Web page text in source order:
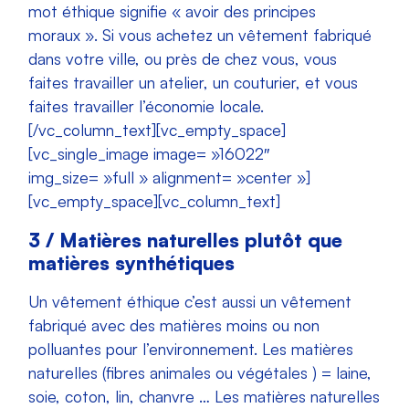
mot éthique signifie « avoir des principes
moraux ». Si vous achetez un vêtement fabriqué
dans votre ville, ou près de chez vous, vous
faites travailler un atelier, un couturier, et vous
faites travailler l’économie locale.
[/vc_column_text][vc_empty_space]
[vc_single_image image= »16022″
img_size= »full » alignment= »center »]
[vc_empty_space][vc_column_text]
3 / Matières naturelles plutôt que
matières synthétiques
Un vêtement éthique c’est aussi un vêtement
fabriqué avec des matières moins ou non
polluantes pour l’environnement. Les matières
naturelles (fibres animales ou végétales ) = laine,
soie, coton, lin, chanvre … Les matières naturelles